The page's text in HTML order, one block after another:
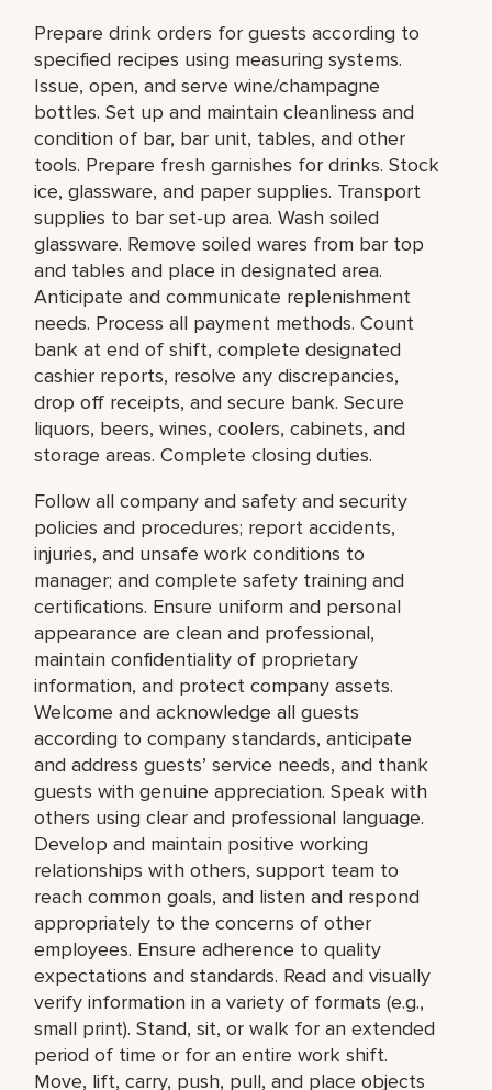
Prepare drink orders for guests according to
specified recipes using measuring systems.
Issue, open, and serve wine/champagne
bottles. Set up and maintain cleanliness and
condition of bar, bar unit, tables, and other
tools. Prepare fresh garnishes for drinks. Stock
ice, glassware, and paper supplies. Transport
supplies to bar set-up area. Wash soiled
glassware. Remove soiled wares from bar top
and tables and place in designated area.
Anticipate and communicate replenishment
needs. Process all payment methods. Count
bank at end of shift, complete designated
cashier reports, resolve any discrepancies,
drop off receipts, and secure bank. Secure
liquors, beers, wines, coolers, cabinets, and
storage areas. Complete closing duties.
Follow all company and safety and security
policies and procedures; report accidents,
injuries, and unsafe work conditions to
manager; and complete safety training and
certifications. Ensure uniform and personal
appearance are clean and professional,
maintain confidentiality of proprietary
information, and protect company assets.
Welcome and acknowledge all guests
according to company standards, anticipate
and address guests’ service needs, and thank
guests with genuine appreciation. Speak with
others using clear and professional language.
Develop and maintain positive working
relationships with others, support team to
reach common goals, and listen and respond
appropriately to the concerns of other
employees. Ensure adherence to quality
expectations and standards. Read and visually
verify information in a variety of formats (e.g.,
small print). Stand, sit, or walk for an extended
period of time or for an entire work shift.
Move, lift, carry, push, pull, and place objects